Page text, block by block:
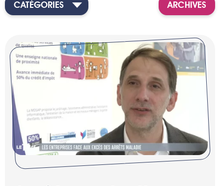
CATÉGORIES ARCHIVES